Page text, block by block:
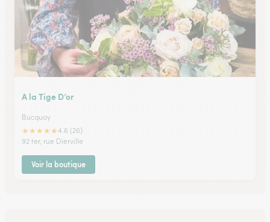
A la Tige D’or
Bucquoy
★★★★★4.6 (26)
92 ter, rue Dierville
Voir la boutique